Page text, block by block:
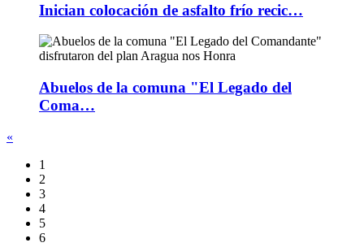
Inician colocación de asfalto frío recic…
Abuelos de la comuna "El Legado del
Coma…
«
1
2
3
4
5
6